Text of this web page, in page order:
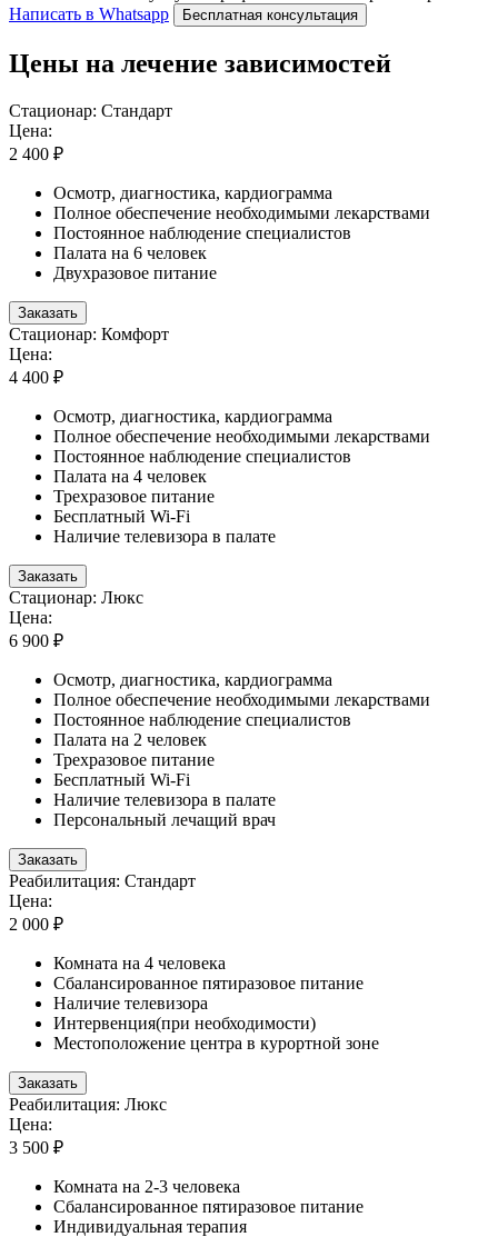
Написать в Whatsapp
Бесплатная консультация
Цены на лечение зависимостей
Стационар: Стандарт
Цена:
2 400 ₽
Осмотр, диагностика, кардиограмма
Полное обеспечение необходимыми лекарствами
Постоянное наблюдение специалистов
Палата на 6 человек
Двухразовое питание
Заказать
Стационар: Комфорт
Цена:
4 400 ₽
Осмотр, диагностика, кардиограмма
Полное обеспечение необходимыми лекарствами
Постоянное наблюдение специалистов
Палата на 4 человек
Трехразовое питание
Бесплатный Wi-Fi
Наличие телевизора в палате
Заказать
Стационар: Люкс
Цена:
6 900 ₽
Осмотр, диагностика, кардиограмма
Полное обеспечение необходимыми лекарствами
Постоянное наблюдение специалистов
Палата на 2 человек
Трехразовое питание
Бесплатный Wi-Fi
Наличие телевизора в палате
Персональный лечащий врач
Заказать
Реабилитация: Стандарт
Цена:
2 000 ₽
Комната на 4 человека
Сбалансированное пятиразовое питание
Наличие телевизора
Интервенция(при необходимости)
Местоположение центра в курортной зоне
Заказать
Реабилитация: Люкс
Цена:
3 500 ₽
Комната на 2-3 человека
Сбалансированное пятиразовое питание
Индивидуальная терапия